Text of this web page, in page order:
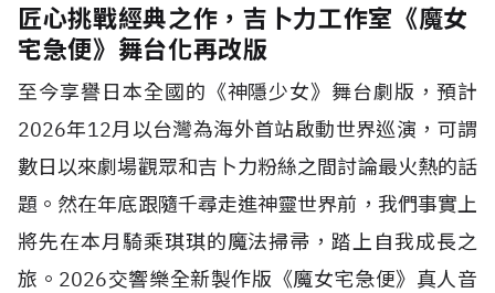
匠心挑戰經典之作，吉卜力工作室《魔女
宅急便》舞台化再改版
至今享譽日本全國的《神隱少女》舞台劇版，預計
2026年12月以台灣為海外首站啟動世界巡演，可謂
數日以來劇場觀眾和吉卜力粉絲之間討論最火熱的話
題。然在年底跟隨千尋走進神靈世界前，我們事實上
將先在本月騎乘琪琪的魔法掃帚，踏上自我成長之
旅。2026交響樂全新製作版《魔女宅急便》真人音